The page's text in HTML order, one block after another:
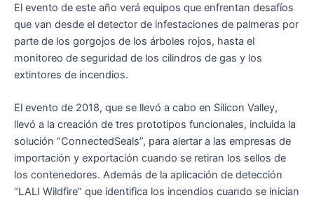
El evento de este año verá equipos que enfrentan desafíos
que van desde el detector de infestaciones de palmeras por
parte de los gorgojos de los árboles rojos, hasta el
monitoreo de seguridad de los cilindros de gas y los
extintores de incendios.
El evento de 2018, que se llevó a cabo en Silicon Valley,
llevó a la creación de tres prototipos funcionales, incluida la
solución “ConnectedSeals”, para alertar a las empresas de
importación y exportación cuando se retiran los sellos de
los contenedores. Además de la aplicación de detección
“LALI Wildfire” que identifica los incendios cuando se inician